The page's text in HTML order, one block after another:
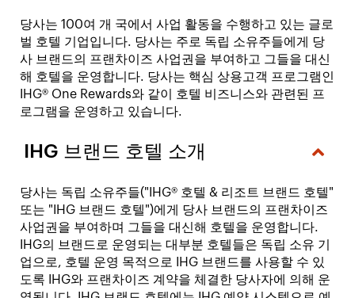
당사는 100여 개 국에서 사업 활동을 수행하고 있는 글로
벌 호텔 기업입니다. 당사는 주로 독립 소유주들에게 당
사 브랜드의 프랜차이즈 사업권을 부여하고 그들을 대신
해 호텔을 운영합니다. 당사는 핵심 상용고객 프로그램인
IHG® One Rewards와 같이 호텔 비즈니스와 관련된 프
로그램을 운영하고 있습니다.
IHG 브랜드 호텔 소개
당사는 독립 소유주들("IHG® 호텔 & 리조트 브랜드 호텔"
또는 "IHG 브랜드 호텔")에게 당사 브랜드의 프랜차이즈
사업권을 부여하며 그들을 대신해 호텔을 운영합니다.
IHG의 브랜드로 운영되는 대부분 호텔들은 독립 소유 기
업으로, 호텔 운영 목적으로 IHG 브랜드를 사용할 수 있
도록 IHG와 프랜차이즈 계약을 체결한 당사자에 의해 운